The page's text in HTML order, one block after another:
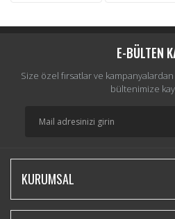
E-BÜLTEN
Size özel fırsatlar ve
bültenimize
KURUMSAL